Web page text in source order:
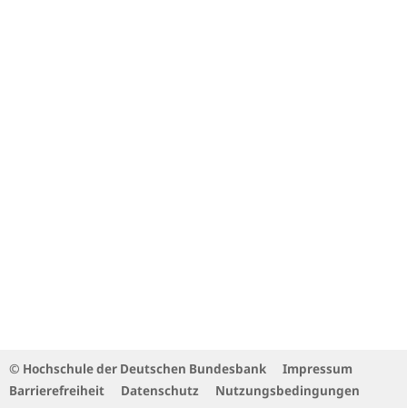
© Hochschule der Deutschen Bundesbank
Impressum
Barrierefreiheit
Datenschutz Nutzungsbedingungen